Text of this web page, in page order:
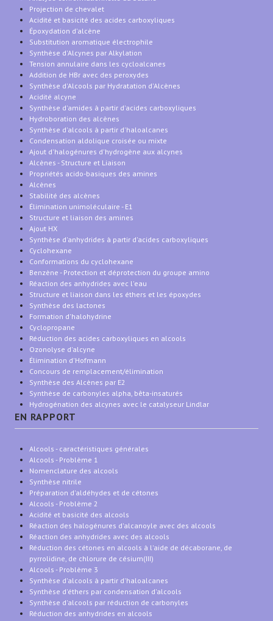
Projection de chevalet
Acidité et basicité des acides carboxyliques
Époxydation d'alcène
Substitution aromatique électrophile
Synthèse d'Alcynes par Alkylation
Tension annulaire dans les cycloalcanes
Addition de HBr avec des peroxydes
Synthèse d'Alcools par Hydratation d'Alcènes
Acidité alcyne
Synthèse d'amides à partir d'acides carboxyliques
Hydroboration des alcènes
Synthèse d'alcools à partir d'haloalcanes
Condensation aldolique croisée ou mixte
Ajout d'halogénures d'hydrogène aux alcynes
Alcènes - Structure et Liaison
Propriétés acido-basiques des amines
Alcènes
Stabilité des alcènes
Élimination unimoléculaire - E1
Structure et liaison des amines
Ajout HX
Synthèse d'anhydrides à partir d'acides carboxyliques
Cyclohexane
Conformations du cyclohexane
Benzène - Protection et déprotection du groupe amino
Réaction des anhydrides avec l'eau
Structure et liaison dans les éthers et les époxydes
Synthèse des lactones
Formation d'halohydrine
Cyclopropane
Réduction des acides carboxyliques en alcools
Ozonolyse d'alcyne
Élimination d'Hofmann
Concours de remplacement/élimination
Synthèse des Alcènes par E2
Synthèse de carbonyles alpha, bêta-insaturés
Hydrogénation des alcynes avec le catalyseur Lindlar
EN RAPPORT
Alcools - caractéristiques générales
Alcools - Problème 1
Nomenclature des alcools
Synthèse nitrile
Préparation d'aldéhydes et de cétones
Alcools - Problème 2
Acidité et basicité des alcools
Réaction des halogénures d'alcanoyle avec des alcools
Réaction des anhydrides avec des alcools
Réduction des cétones en alcools à l'aide de décaborane, de
pyrrolidine, de chlorure de césium(III)
Alcools - Problème 3
Synthèse d'alcools à partir d'haloalcanes
Synthèse d'éthers par condensation d'alcools
Synthèse d'alcools par réduction de carbonyles
Réduction des anhydrides en alcools